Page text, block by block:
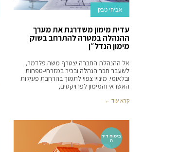
אביחי טבק‬‎
עדית מימון משדרגת את מערך
ההנהלה במטרה להתרחב בשוק
מימון הנדל״ן
אל ההנהלת החברה יצטרף משה פלדמר,
לשעבר חבר הנהלה ובכיר במזרחי-טפחות
ובלאומי. מינויו צפוי לתמוך בהרחבת פעילות
האשראי והמימון לפרויקטים,
קרא עוד ←
ביטוח דיר
ה